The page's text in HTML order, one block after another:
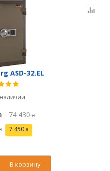
ASD-32.EL
наличии
74 430
7 450
В корзину